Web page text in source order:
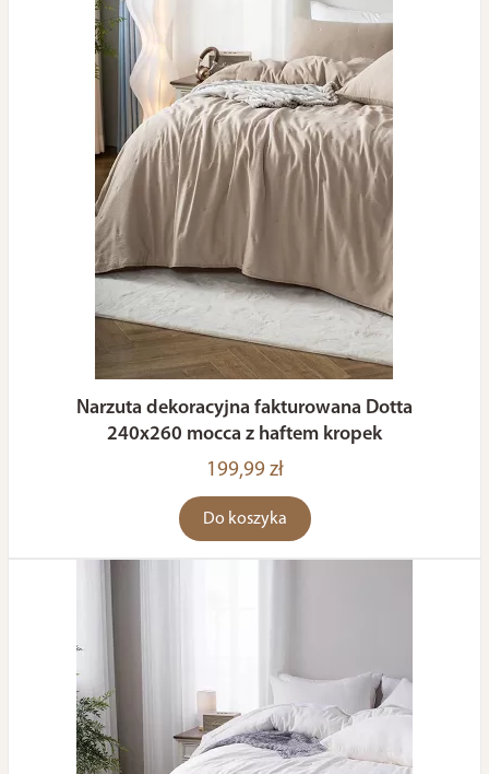
Narzuta dekoracyjna fakturowana Dotta
240x260 mocca z haftem kropek
199,99 zł
Do koszyka